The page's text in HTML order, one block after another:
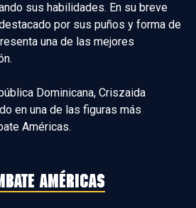
sus habilidades. En su breve
por sus puños y forma de
una de las mejores
Dominicana, Criszaida
en una de las figuras más
Américas.
AMÉRICAS